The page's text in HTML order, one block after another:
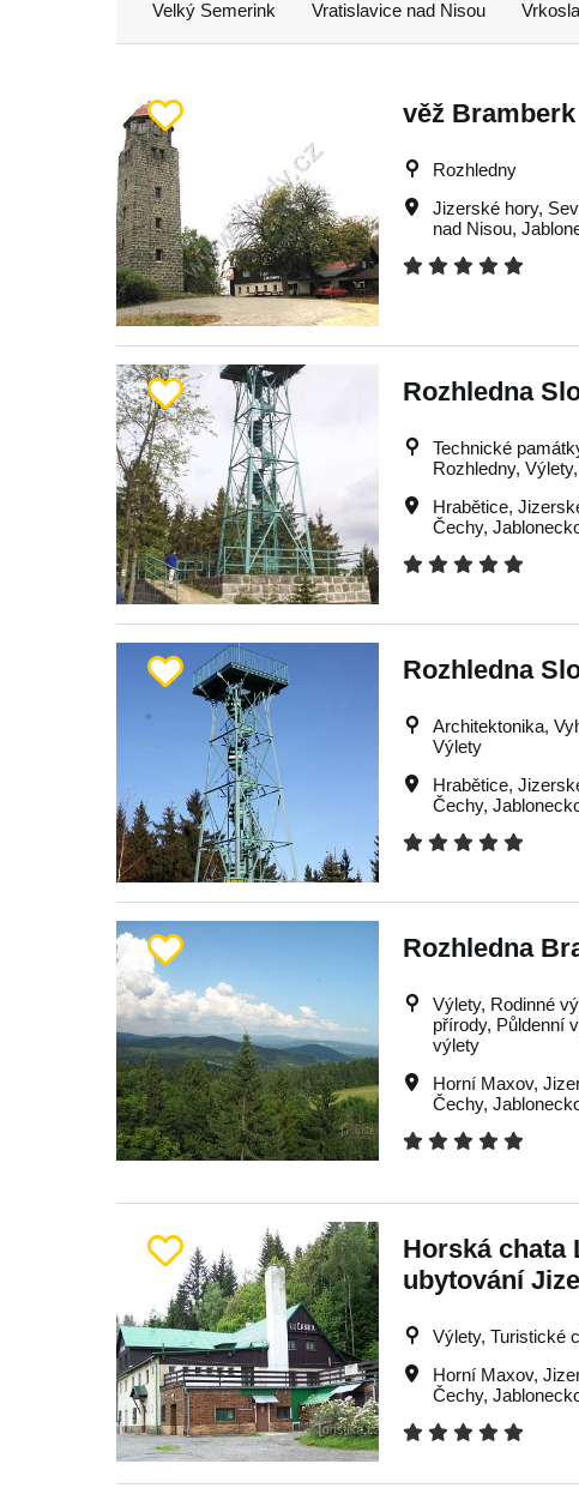
Velký Semerink
Vratislavice nad Nisou
věž Bramberk
Rozhledny
Jizerské hory,
nad Nisou,
Rozhledna
Technické
Rozhledny,
Hrabětice,
Čechy,
Rozhledna
Architektonika,
Výlety
Hrabětice,
Čechy,
Rozhledna
Výlety, Rodinné
přírody, Půldenní
výlety
Horní Maxov,
Čechy,
Horská chata
ubytování
Výlety, Turistické
Horní Maxov,
Čechy,